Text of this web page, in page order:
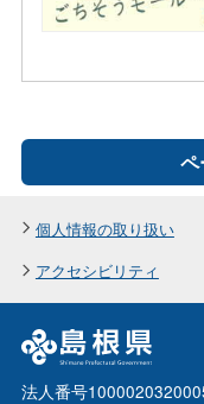
ペ
個人情報の取り扱い
アクセシビリティ
法人番号